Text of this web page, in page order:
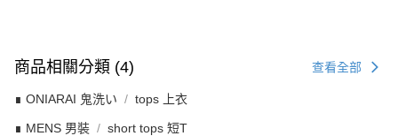
商品相關分類 (4) 查看全部
∎ ONIARAI 鬼洗い tops 上衣
∎ MENS 男裝 short tops 短T